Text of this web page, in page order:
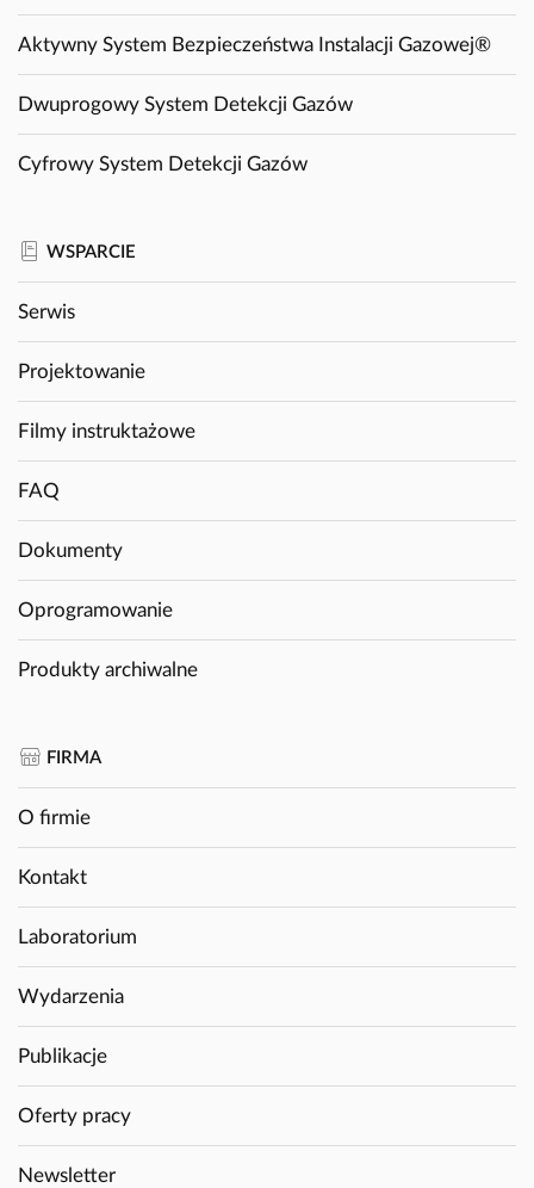
Aktywny System Bezpieczeństwa Instalacji Gazowej®
Dwuprogowy System Detekcji Gazów
Cyfrowy System Detekcji Gazów
WSPARCIE
Serwis
Projektowanie
Filmy instruktażowe
FAQ
Dokumenty
Oprogramowanie
Produkty archiwalne
FIRMA
O firmie
Kontakt
Laboratorium
Wydarzenia
Publikacje
Oferty pracy
Newsletter